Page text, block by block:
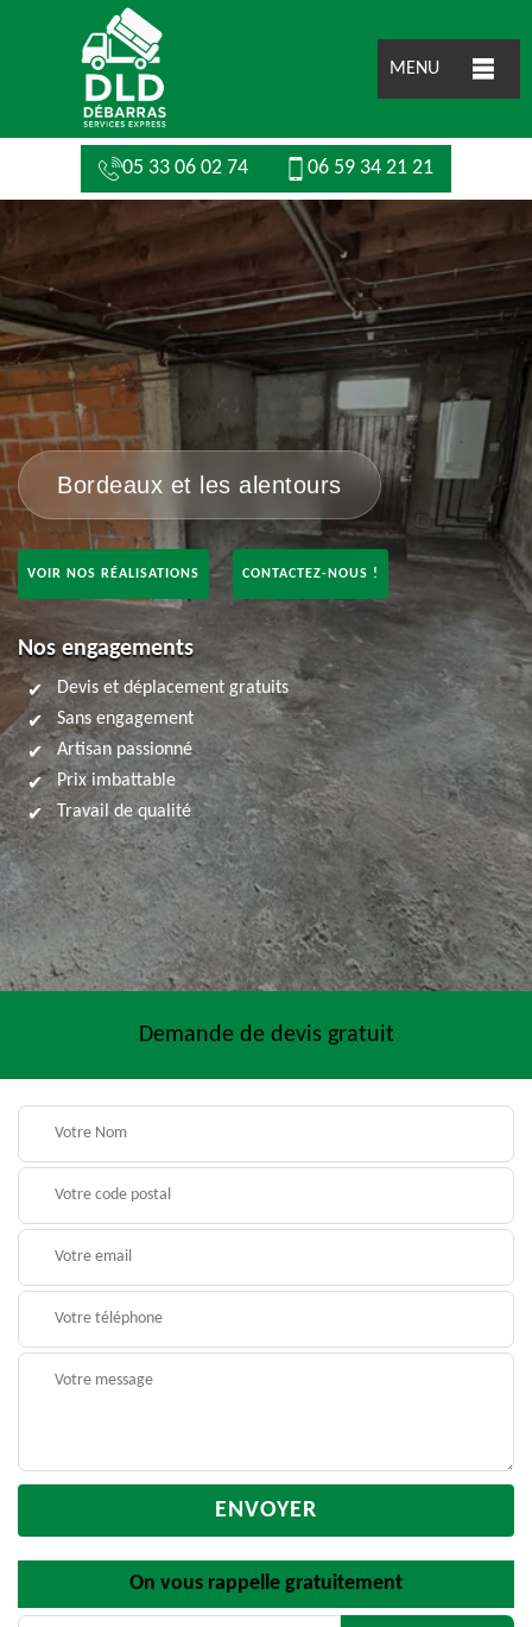
MENU
05 33 06 02 74 06 59 34 21 21
Bordeaux et les alentours
VOIR NOS RÉALISATIONS CONTACTEZ-NOUS !
Nos engagements
Devis et déplacement gratuits
Sans engagement
Artisan passionné
Prix imbattable
Travail de qualité
Demande de devis gratuit
On vous rappelle gratuitement